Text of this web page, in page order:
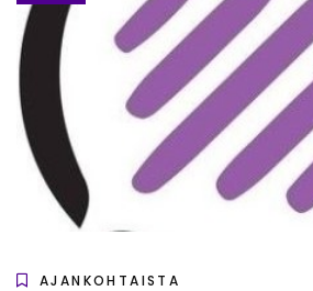
AJANKOHTAISTA